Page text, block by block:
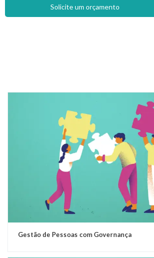
Solicite um orçamento
Gestão de Pessoas com Governança